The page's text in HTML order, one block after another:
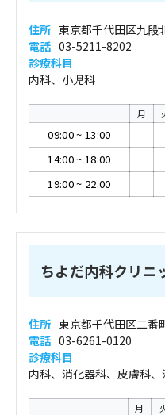
住所 東京都千代田区九
電話 03-5211-8202
診療科目
内科、小児科
月
09:00~ 13:00
14:00~ 18:00
19:00~ 22:00
ちよだ内科クリニ
住所 東京都千代田区二番
電話 03-6261-0120
診療科目
内科、消化器科、皮膚科
月